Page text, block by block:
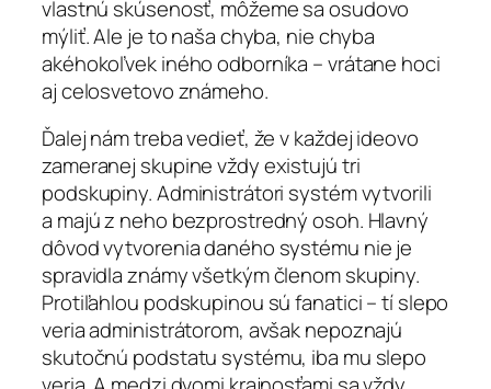
vlastnú skúsenosť, môžeme sa osudovo
mýliť. Ale je to naša chyba, nie chyba
akéhokoľvek iného odborníka – vrátane hoci
aj celosvetovo známeho.
Ďalej nám treba vedieť, že v každej ideovo
zameranej skupine vždy existujú tri
podskupiny. Administrátori systém vytvorili
a majú z neho bezprostredný osoh. Hlavný
dôvod vytvorenia daného systému nie je
spravidla známy všetkým členom skupiny.
Protiľahlou podskupinou sú fanatici – tí slepo
veria administrátorom, avšak nepoznajú
skutočnú podstatu systému, iba mu slepo